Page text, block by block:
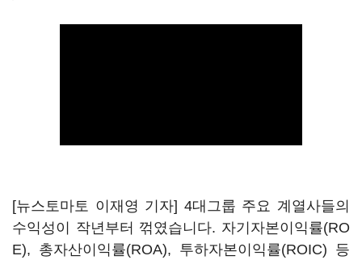
[뉴스토마토 이재영 기자] 4대그룹 주요 계열사들의
수익성이 작년부터 꺾였습니다. 자기자본이익률(RO
E), 총자산이익률(ROA), 투하자본이익률(ROIC) 등